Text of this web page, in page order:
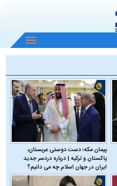
باز
و
منو
پیمان مکه؛ دست دوستی عربستان،
پاکستان و ترکیه | درباره دردسر جدید
ایران در جهان اسلام چه می دانیم؟